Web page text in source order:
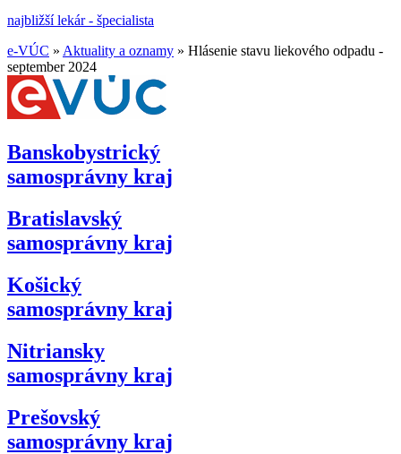
najbližší lekár - špecialista
e-VÚC » Aktuality a oznamy » Hlásenie stavu liekového odpadu -
september 2024
Banskobystrický
samosprávny kraj
Bratislavský
samosprávny kraj
Košický
samosprávny kraj
Nitriansky
samosprávny kraj
Prešovský
samosprávny kraj